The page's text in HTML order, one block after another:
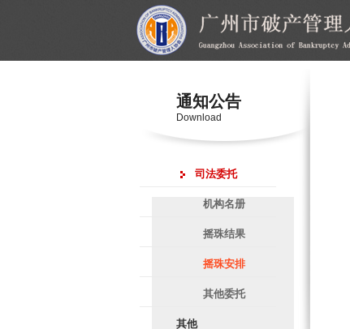
通知公告
Download
司法委托
机构名册
摇珠结果
摇珠安排
其他委托
其他